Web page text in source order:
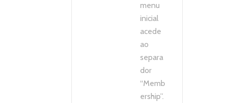
menu
inicial
acede
ao
separa
dor
“Memb
ership”.